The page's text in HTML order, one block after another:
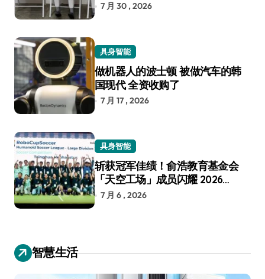
7 月 30 , 2026
具身智能
做机器人的波士顿 被做汽车的韩
国现代 全资收购了
7 月 17 , 2026
具身智能
斩获冠军佳绩！俞浩教育基金会
「天空工场」成员闪耀 2026
RoboCup 机器人世界杯
7 月 6 , 2026
智慧生活